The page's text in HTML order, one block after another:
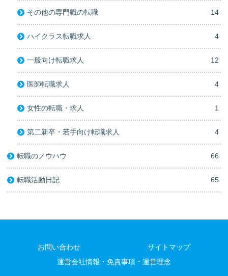
その他の専門職の転職 14
ハイクラス転職求人 4
一般向け転職求人 12
医師転職求人 4
女性の転職・求人 1
第二新卒・若手向け転職求人 4
転職のノウハウ 66
転職活動日記 65
お問い合わせ
サイトマップ
運営会社情報・免責事項・運営理念